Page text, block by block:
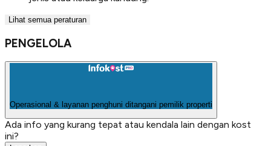
Lihat semua peraturan
PENGELOLA
Operasional & layanan penghuni ditangani pemilik properti
Ada info yang kurang tepat atau kendala lain dengan kost
ini?